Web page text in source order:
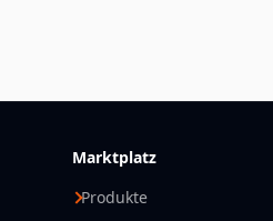
Marktplatz
Produkte